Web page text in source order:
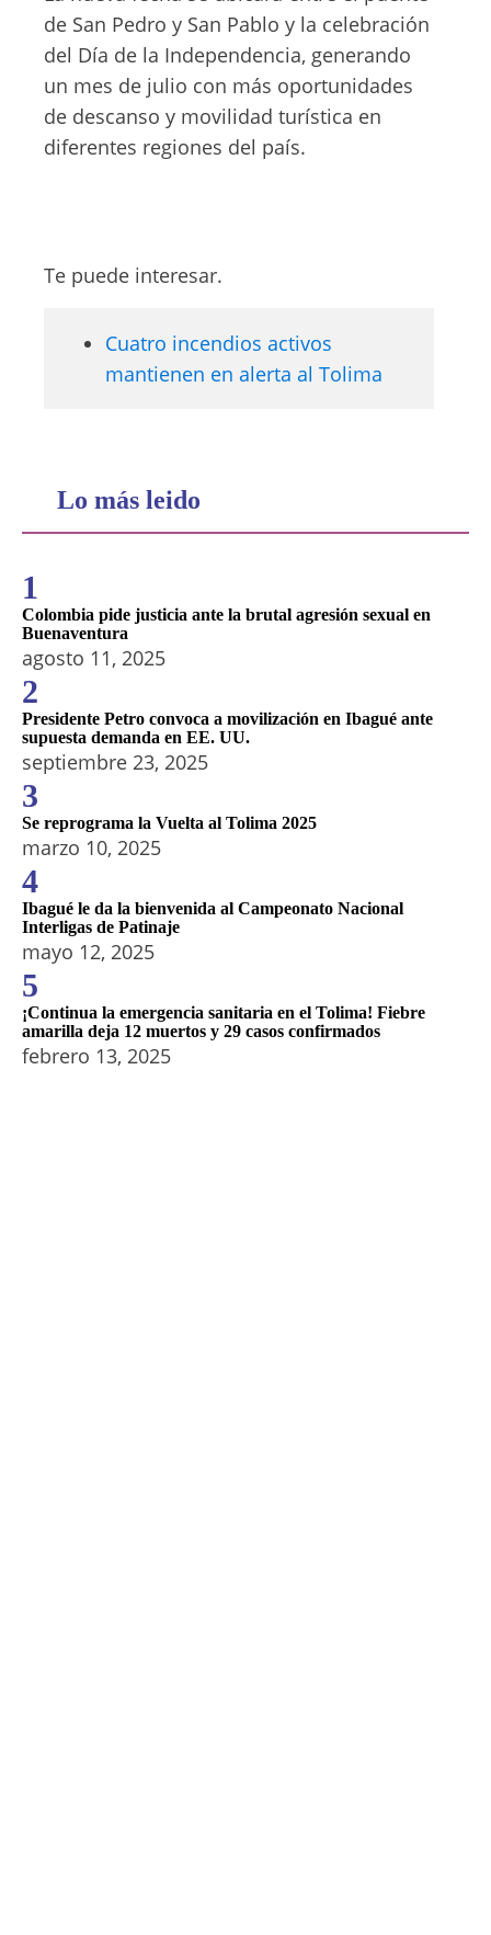
de San Pedro y San Pablo y la celebración
del Día de la Independencia, generando
un mes de julio con más oportunidades
de descanso y movilidad turística en
diferentes regiones del país.
Te puede interesar.
Cuatro incendios activos
mantienen en alerta al Tolima
Lo más leido
1
Colombia pide justicia ante la brutal agresión sexual en
Buenaventura
agosto 11, 2025
2
Presidente Petro convoca a movilización en Ibagué ante
supuesta demanda en EE. UU.
septiembre 23, 2025
3
Se reprograma la Vuelta al Tolima 2025
marzo 10, 2025
4
Ibagué le da la bienvenida al Campeonato Nacional
Interligas de Patinaje
mayo 12, 2025
5
¡Continua la emergencia sanitaria en el Tolima! Fiebre
amarilla deja 12 muertos y 29 casos confirmados
febrero 13, 2025